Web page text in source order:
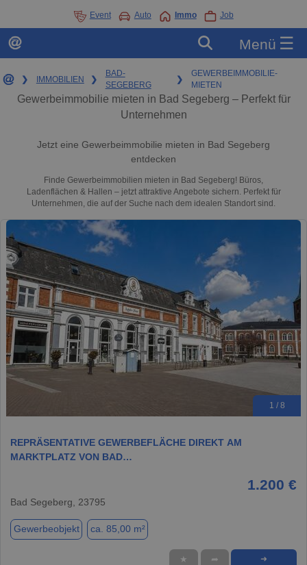
Event Auto Immo Job
Menü ☰
❯ IMMOBILIEN ❯
BAD-
SEGEBERG
❯
GEWERBEIMMOBILIE-
MIETEN
Gewerbeimmobilie mieten in Bad Segeberg – Perfekt für
Unternehmen
Jetzt eine Gewerbeimmobilie mieten in Bad Segeberg
entdecken
Finde Gewerbeimmobilien mieten in Bad Segeberg! Büros,
Ladenflächen & Hallen – jetzt attraktive Angebote sichern. Perfekt für
Unternehmen, die auf der Suche nach dem idealen Standort sind.
1 / 8
REPRÄSENTATIVE GEWERBEFLÄCHE DIREKT AM
MARKTPLATZ VON BAD…
1.200 €
Bad Segeberg, 23795
Gewerbeobjekt ca. 85,00 m²
★ ➦ ➜